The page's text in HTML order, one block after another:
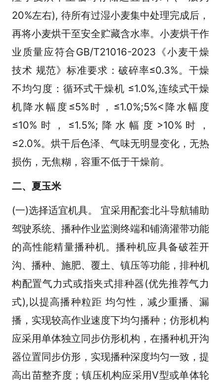
20%左右), 待所有过湿小麦集中处理完成后，
再将小麦烘干至安全贮藏含水率。小麦烘干作
业质量应符合GB/T21016-2023《小麦干燥
技术 规范》标准要求：破碎率≤0.3%。干燥
不均匀度：循环式干燥机 ≤1.0%,连续式干燥
机降水幅度≤5%时，≤1.0%;5%<降水幅度
≤10%时，≤1.5%;降水幅度>10%时，
≤2.0%。烘干后色泽、气味无明显变化，无热
损伤，无焦糊，容重不低于干燥前。
二、夏玉米
(一)选择适宜机具。 宜采用配套北斗导航辅助
驾驶系统、播种作业监测终端和铺滴灌带功能
的高性能精量播种机。播种机应具备破茬开
沟、播种、施肥、覆土、镇压等功能，排种机
构配置气力式或指夹式排种器(优先推荐气力
式),以提高播种粒距 均匀性，减少重播、漏
播，实现较高作业速度下均匀播种；仿形机构
应采用单体独立同步仿形机构，在播种机开沟
器位置同步仿形，实现播种深度均匀一致，提
高出苗整齐度；镇压机构应采用V型或单体轮